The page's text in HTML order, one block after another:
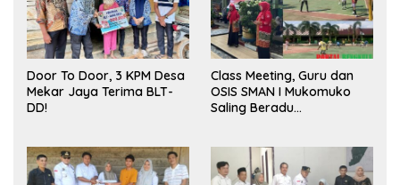
Door To Door, 3 KPM Desa
Mekar Jaya Terima BLT-
DD!
Class Meeting, Guru dan
OSIS SMAN I Mukomuko
Saling Beradu